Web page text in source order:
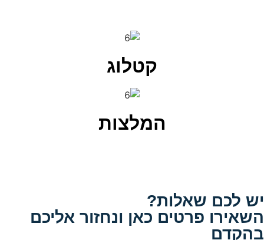
קטלוג
המלצות
יש לכם שאלות?
השאירו פרטים כאן ונחזור אליכם
בהקדם